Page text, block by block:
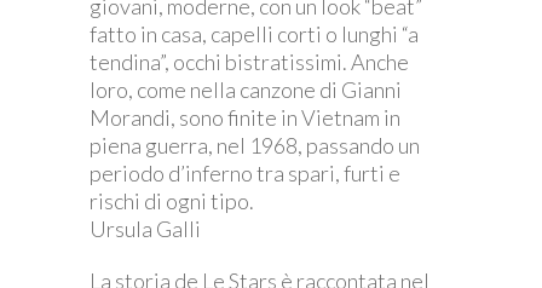
giovani, moderne, con un look “beat”
fatto in casa, capelli corti o lunghi “a
tendina”, occhi bistratissimi. Anche
loro, come nella canzone di Gianni
Morandi, sono finite in Vietnam in
piena guerra, nel 1968, passando un
periodo d’inferno tra spari, furti e
rischi di ogni tipo.
Ursula Galli
La storia de Le Stars è raccontata nel